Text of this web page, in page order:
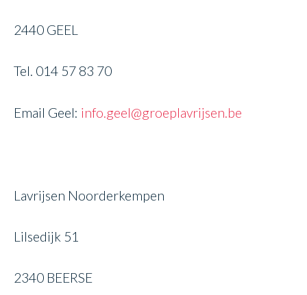
2440 GEEL
Tel. 014 57 83 70
Email Geel: info.geel@groeplavrijsen.be
Lavrijsen Noorderkempen
Lilsedijk 51
2340 BEERSE